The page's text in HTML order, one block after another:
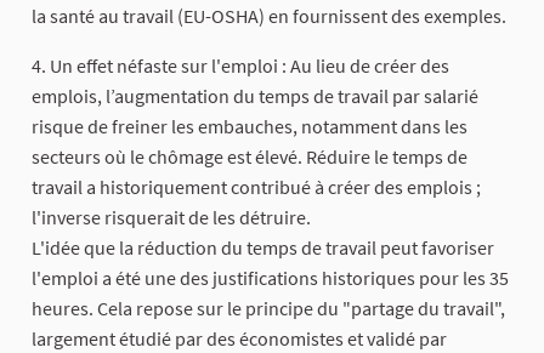
la santé au travail (EU-OSHA) en fournissent des exemples.
4. Un effet néfaste sur l'emploi : Au lieu de créer des
emplois, l’augmentation du temps de travail par salarié
risque de freiner les embauches, notamment dans les
secteurs où le chômage est élevé. Réduire le temps de
travail a historiquement contribué à créer des emplois ;
l'inverse risquerait de les détruire.
L'idée que la réduction du temps de travail peut favoriser
l'emploi a été une des justifications historiques pour les 35
heures. Cela repose sur le principe du "partage du travail",
largement étudié par des économistes et validé par